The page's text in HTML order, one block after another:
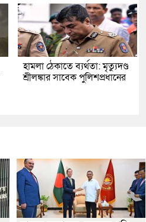
হামলা ঠেকাতে ব্যর্থতা: মৃত্যুদণ্ড
শ্রীলঙ্কার সাবেক পুলিশপ্রধানের